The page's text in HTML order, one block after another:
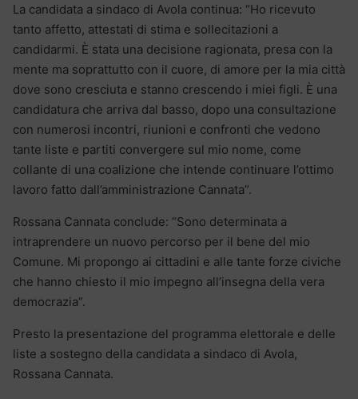
La candidata a sindaco di Avola continua: “Ho ricevuto
tanto affetto, attestati di stima e sollecitazioni a
candidarmi. È stata una decisione ragionata, presa con la
mente ma soprattutto con il cuore, di amore per la mia città
dove sono cresciuta e stanno crescendo i miei figli. È una
candidatura che arriva dal basso, dopo una consultazione
con numerosi incontri, riunioni e confronti che vedono
tante liste e partiti convergere sul mio nome, come
collante di una coalizione che intende continuare l’ottimo
lavoro fatto dall’amministrazione Cannata”.
Rossana Cannata conclude: “Sono determinata a
intraprendere un nuovo percorso per il bene del mio
Comune. Mi propongo ai cittadini e alle tante forze civiche
che hanno chiesto il mio impegno all’insegna della vera
democrazia”.
Presto la presentazione del programma elettorale e delle
liste a sostegno della candidata a sindaco di Avola,
Rossana Cannata.